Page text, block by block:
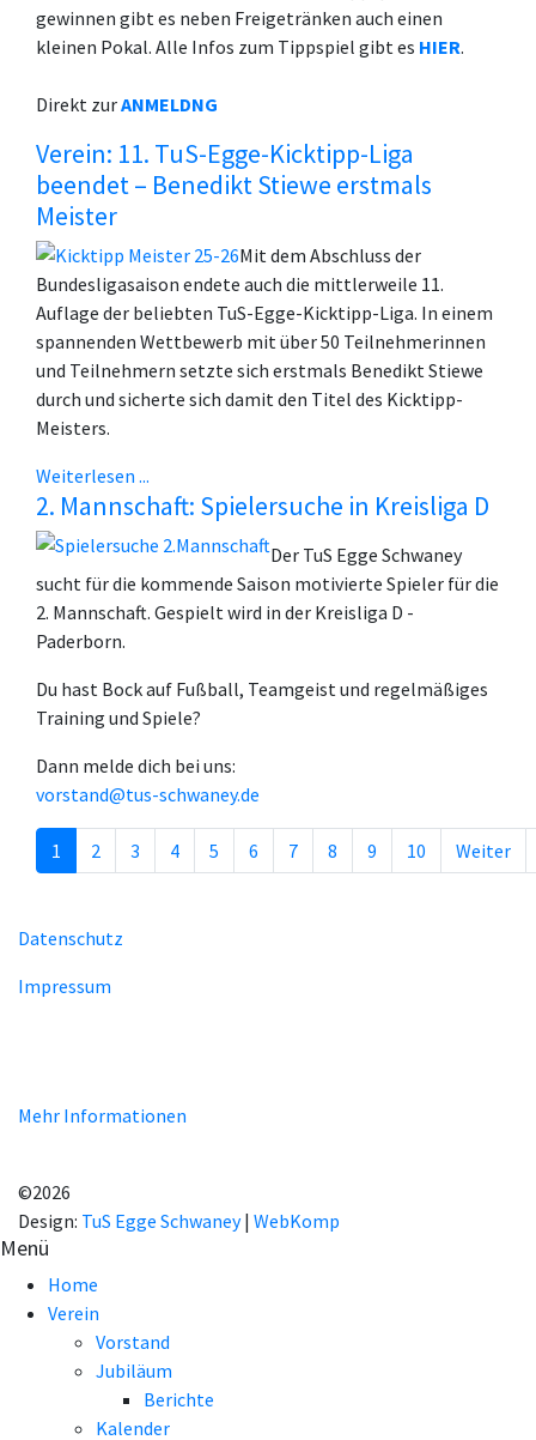
gewinnen gibt es neben Freigetränken auch einen
kleinen Pokal. Alle Infos zum Tippspiel gibt es HIER.
Direkt zurANMELDNG
Verein: 11. TuS-Egge-Kicktipp-Liga
beendet – Benedikt Stiewe erstmals
Meister
Mit dem Abschluss der
Bundesligasaison endete auch die mittlerweile 11.
Auflage der beliebten TuS-Egge-Kicktipp-Liga. In einem
spannenden Wettbewerb mit über 50 Teilnehmerinnen
und Teilnehmern setzte sich erstmals Benedikt Stiewe
durch und sicherte sich damit den Titel des Kicktipp-
Meisters.
Weiterlesen ...
2. Mannschaft: Spielersuche in Kreisliga D
Der TuS Egge Schwaney
sucht für die kommende Saison motivierte Spieler für die
2. Mannschaft. Gespielt wird in der Kreisliga D -
Paderborn.
Du hast Bock auf Fußball, Teamgeist und regelmäßiges
Training und Spiele?
Dann melde dich bei uns:
vorstand@tus-schwaney.de
Seite 1 von 29
1 2 3 4 5 6 7 8 9 10 Weiter
Datenschutz
Impressum
Mehr Informationen
©2026
Design: TuS Egge Schwaney| WebKomp
Menü
Home
Verein
Vorstand
Jubiläum
Berichte
Kalender